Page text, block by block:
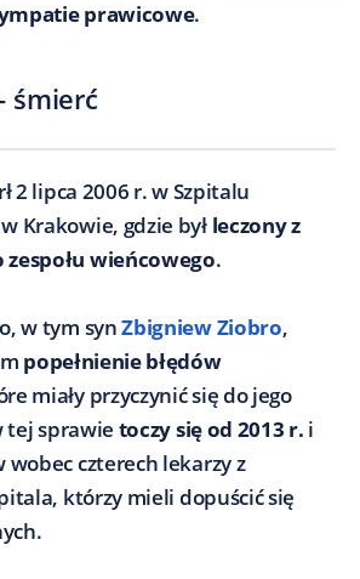
prawicowe.
śmierć
2 lipca 2006 r. w Szpitalu
Krakowie, gdzie był leczony z
wieńcowego.
w tym synZbigniew Ziobro,
popełnienie błędów
miały przyczynić się do jego
tej sprawie toczy się od 2013 r. i
wobec czterech lekarzy z
którzy mieli dopuścić się